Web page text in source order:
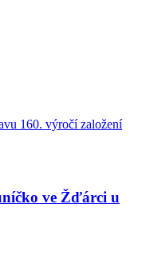
160. výročí založení
ve Žďárci u